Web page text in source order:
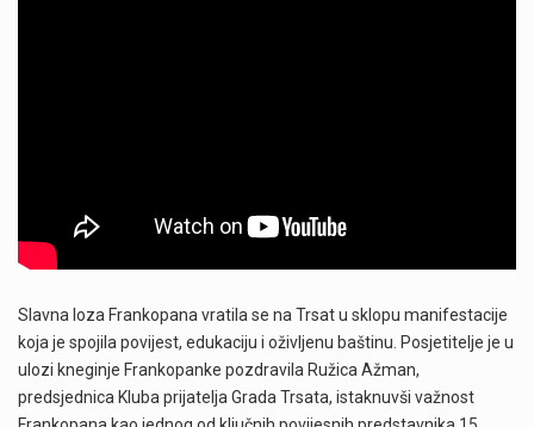
Slavna loza Frankopana vratila se na Trsat u sklopu manifestacije
koja je spojila povijest, edukaciju i oživljenu baštinu. Posjetitelje je u
ulozi kneginje Frankopanke pozdravila Ružica Ažman,
predsjednica Kluba prijatelja Grada Trsata, istaknuvši važnost